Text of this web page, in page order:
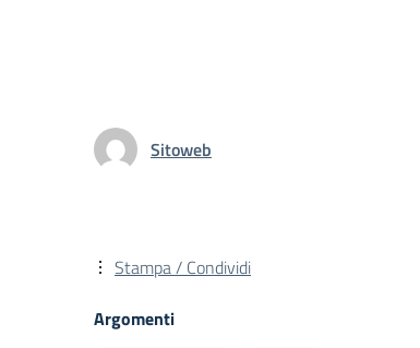
Sitoweb
Stampa / Condividi
Argomenti